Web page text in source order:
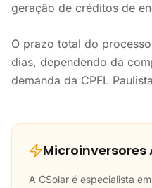
geração de créditos de
O prazo total do
dias, dependendo da
demanda da CPFL
Microinversores
A CSolar é especialista